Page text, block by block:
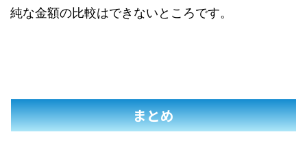
純な金額の比較はできないところです。
まとめ